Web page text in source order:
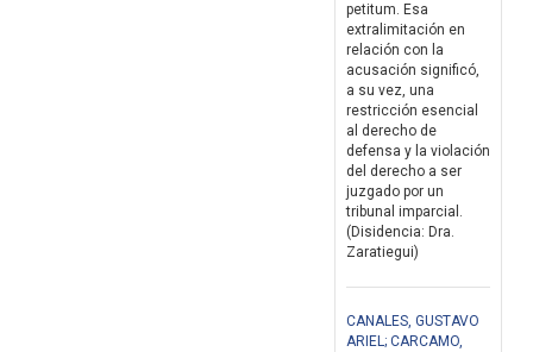
petitum. Esa
extralimitación en
relación con la
acusación significó,
a su vez, una
restricción esencial
al derecho de
defensa y la violación
del derecho a ser
juzgado por un
tribunal imparcial.
(Disidencia: Dra.
Zaratiegui)
CANALES, GUSTAVO
ARIEL; CARCAMO,